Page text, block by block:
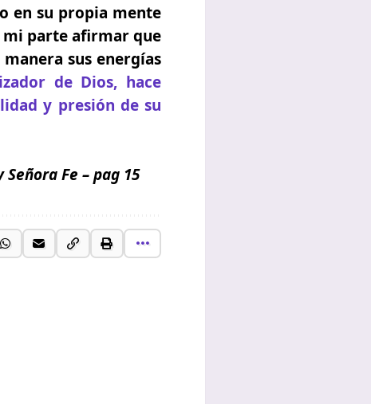
en su propia mente
mi parte afirmar que
sus energías
de Dios, hace
y presión de su
Fe – pag 15